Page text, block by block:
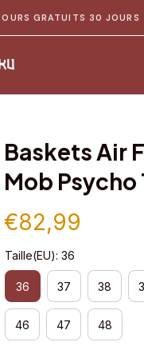
30 JOURS
Baskets Air
Mob Psycho
€82,99
Taille(EU): 36
36 37 38
46 47 48